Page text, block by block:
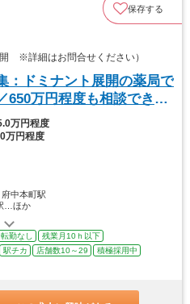
保存する
※詳細はお問合せください）
：ドミナント展開の薬局で
650万円程度も相談できま
万円程度
万円程度
府中本町駅
…ほか
勤なし
残業月10ｈ以下
駅チカ 店舗数10～29
積極採用中